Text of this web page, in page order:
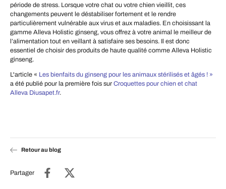
période de stress. Lorsque votre chat ou votre chien vieillit, ces
changements peuvent le déstabiliser fortement et le rendre
particulièrement vulnérable aux virus et aux maladies. En choisissant la
gamme Alleva Holistic ginseng, vous offrez à votre animal le meilleur de
l’alimentation tout en veillant à satisfaire ses besoins. Il est donc
essentiel de choisir des produits de haute qualité comme Alleva Holistic
ginseng.
L'article « Les bienfaits du ginseng pour les animaux stérilisés et âgés ! »
a été publié pour la première fois sur Croquettes pour chien et chat
Alleva Diusapet.fr.
Retour au blog
Partager